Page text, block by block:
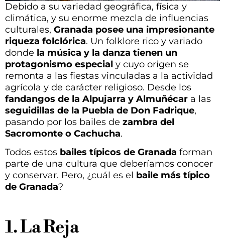
Debido a su variedad geográfica, física y
climática, y su enorme mezcla de influencias
culturales, Granada posee una impresionante
riqueza folclórica. Un folklore rico y variado
donde la música y la danza tienen un
protagonismo especial y cuyo origen se
remonta a las fiestas vinculadas a la actividad
agrícola y de carácter religioso. Desde los
fandangos de la Alpujarra y Almuñécar a las
seguidillas de la Puebla de Don Fadrique,
pasando por los bailes de zambra del
Sacromonte o Cachucha.
Todos estos bailes típicos de Granada forman
parte de una cultura que deberíamos conocer
y conservar. Pero, ¿cuál es el baile más típico
de Granada?
1. La Reja